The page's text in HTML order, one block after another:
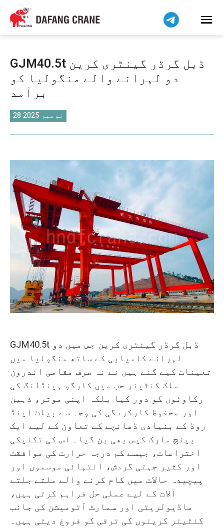
GJM40.5t ڈبل گرڈر گینٹری کرین
دو لہرانے والے منگولیا کو
برآمد
28 نومبر 2025
GJM40.5t ڈبل گرڈر گینٹری کرین جس میں دو
لہرانے کامیابی کے ساتھ منگولیا میں
تعینات کیے گئے ہیں نے نہ صرف مقامی اندرون
ملک کنٹینر حب میں کارگو ہینڈلنگ کی
رکاوٹوں کو دور کیا بلکہ اپنی موثر، ذہین
اور محفوظ کارکردگی کی وجہ سے بیلٹ اینڈ
روڈ کے بنیادی ڈھانچے کے تعاون کے لیے ایک
بینچ مارک کیس بھی بن گیا۔ اس کی تکنیکی
اختراعات، جیسے کم درجہ حرارت کی موافقت
اور کثیر جہتی گردش، انتہائی موسموں اور
پیچیدہ حالات میں کام کرنے والے ملتے جلتے
آلات کے لیے عملی حل فراہم کرتی ہیں،
ماڈیولریٹی اور سمارٹ آٹومیشن کی جانب
کنٹینر کرینوں کی ترقی کو فروغ دیتی ہیں۔
हिन्दी
Bahasa Indonesia
简体中文
বাংলা
فارسی
Pilipino
Українська
Беларуская мова
Kiswahili
Dansk
Norsk
O‘zbekcha